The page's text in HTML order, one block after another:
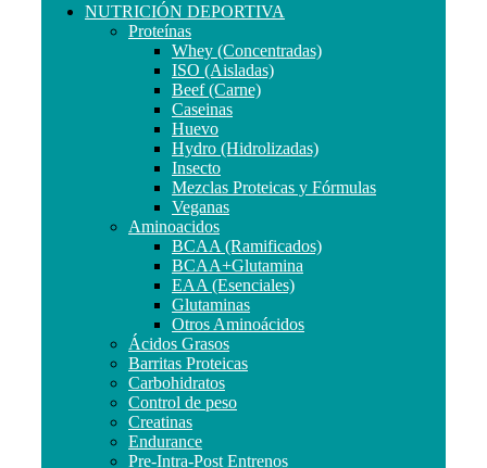
NUTRICIÓN DEPORTIVA
Proteínas
Whey (Concentradas)
ISO (Aisladas)
Beef (Carne)
Caseinas
Huevo
Hydro (Hidrolizadas)
Insecto
Mezclas Proteicas y Fórmulas
Veganas
Aminoacidos
BCAA (Ramificados)
BCAA+Glutamina
EAA (Esenciales)
Glutaminas
Otros Aminoácidos
Ácidos Grasos
Barritas Proteicas
Carbohidratos
Control de peso
Creatinas
Endurance
Pre-Intra-Post Entrenos